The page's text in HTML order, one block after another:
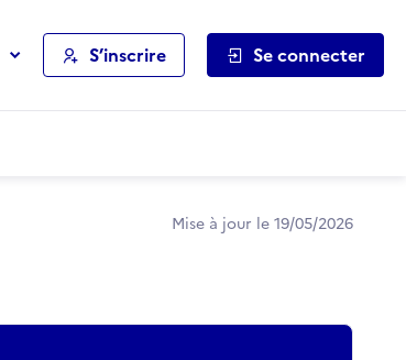
S’inscrire Se connecter
Mise à jour le 19/05/2026